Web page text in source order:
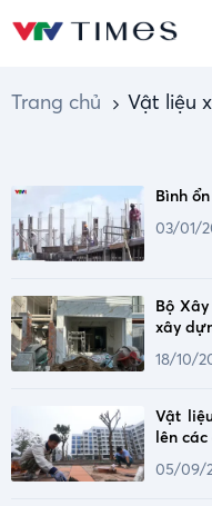
Trang chủ Vật liệu
Bình
03/01/
Bộ
xây
18/10/
Vật
lên
05/09/